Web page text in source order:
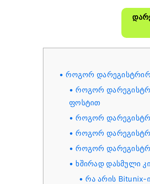
როგორ
როგორ
ფოსტით
როგორ
როგორ
როგორ
ხშირად დასმული
რა არის Bitunix-